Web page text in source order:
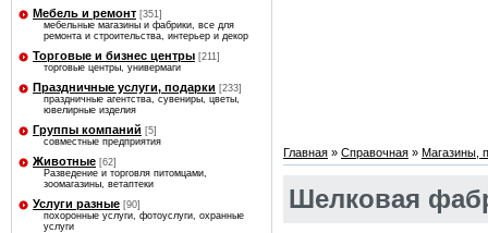
Мебель и ремонт [351]
мебельные магазины и фабрики, все для
ремонта и строительства, интерьер и декор
Торговые и бизнес центры [211]
торговые центры, универмаги
Праздничные услуги, подарки [233]
праздничные агентства, сувениры, цветы,
ювелирные изделия
Группы компаний [5]
совместные предприятия
Животные [62]
Разведение и торговля питомцами,
зоомагазины, ветаптеки
Услуги разные [90]
похоронные услуги, фотоуслуги, охранные
услуги
Главная » Справочная » Магазины,
Шелковая